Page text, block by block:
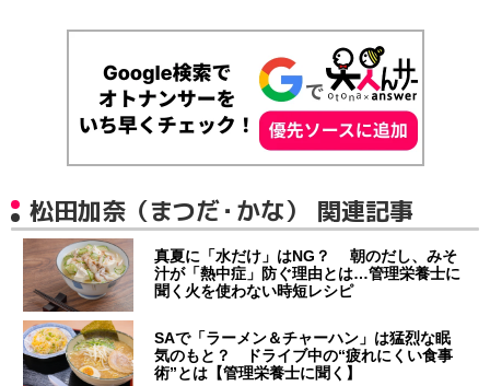
松田加奈（まつだ・かな） 関連記事
真夏に「水だけ」はNG？ 朝のだし、みそ
汁が「熱中症」防ぐ理由とは…管理栄養士に
聞く火を使わない時短レシピ
SAで「ラーメン＆チャーハン」は猛烈な眠
気のもと？ ドライブ中の“疲れにくい食事
術”とは【管理栄養士に聞く】